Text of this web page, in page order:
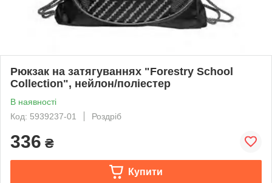
Рюкзак на затягуваннях "Forestry School
Collection", нейлон/поліестер
В наявності
Код: 5939237-01
Роздріб
336 ₴
Купити